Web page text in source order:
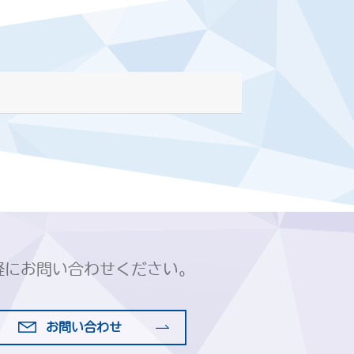
お問い合わせください。
お問い合わせ